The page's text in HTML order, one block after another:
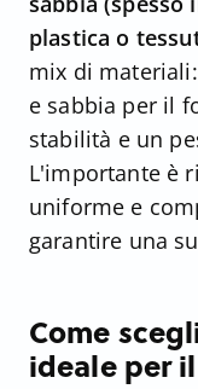
plastica o
mix di
e sabbia per il
stabilità e un
L'importante è
uniforme e
garantire una
Come
ideale per